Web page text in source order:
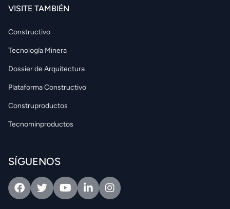
VISITE TAMBIÉN
Constructivo
Tecnología Minera
Dossier de Arquitectura
Plataforma Constructivo
Construproductos
Tecnominproductos
SÍGUENOS
FacebookTwitterYoutubeLinkedinIntagram